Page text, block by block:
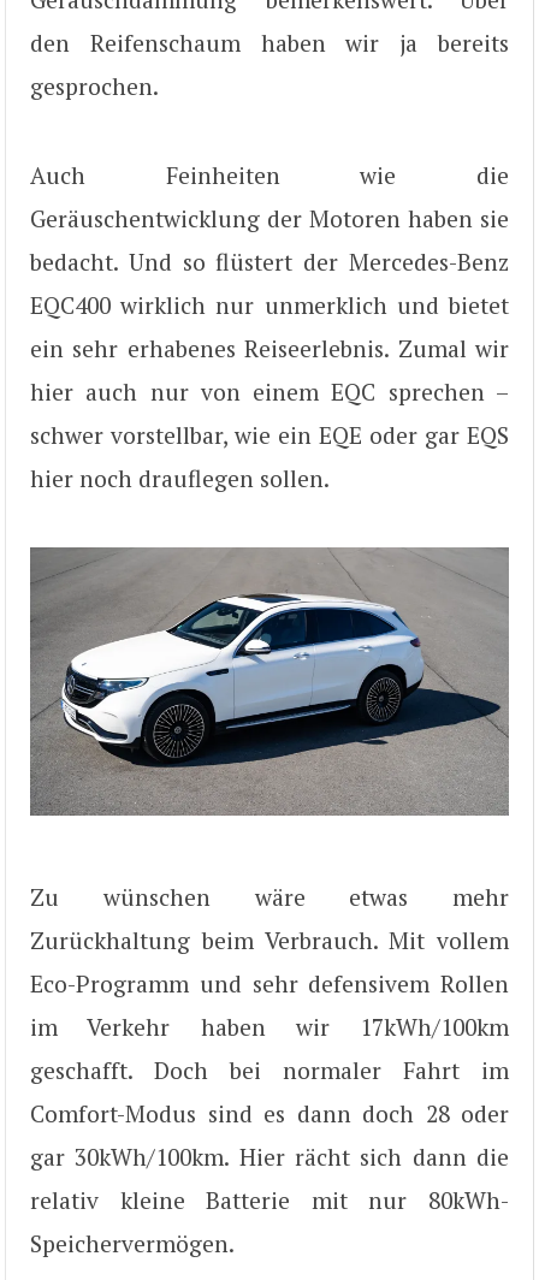
den Reifenschaum haben wir ja bereits
gesprochen.
Auch Feinheiten wie die
Geräuschentwicklung der Motoren haben sie
bedacht. Und so flüstert der Mercedes-Benz
EQC400 wirklich nur unmerklich und bietet
ein sehr erhabenes Reiseerlebnis. Zumal wir
hier auch nur von einem EQC sprechen –
schwer vorstellbar, wie ein EQE oder gar EQS
hier noch drauflegen sollen.
Zu wünschen wäre etwas mehr
Zurückhaltung beim Verbrauch. Mit vollem
Eco-Programm und sehr defensivem Rollen
im Verkehr haben wir 17kWh/100km
geschafft. Doch bei normaler Fahrt im
Comfort-Modus sind es dann doch 28 oder
gar 30kWh/100km. Hier rächt sich dann die
relativ kleine Batterie mit nur 80kWh-
Speichervermögen.